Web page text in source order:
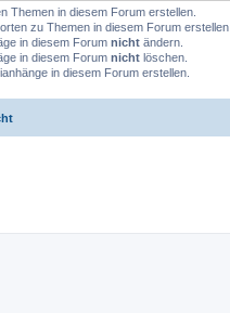
Themen in diesem Forum erstellen.
zu Themen in diesem Forum erstellen.
in diesem Forum nicht ändern.
in diesem Forum nicht löschen.
in diesem Forum erstellen.